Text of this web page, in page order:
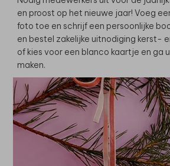
en proost op het nieuwe jaar! Voeg
foto toe en schrijf een persoonlijke
en bestel zakelijke uitnodiging kerst-
of kies voor een blanco kaartje en ga
maken.